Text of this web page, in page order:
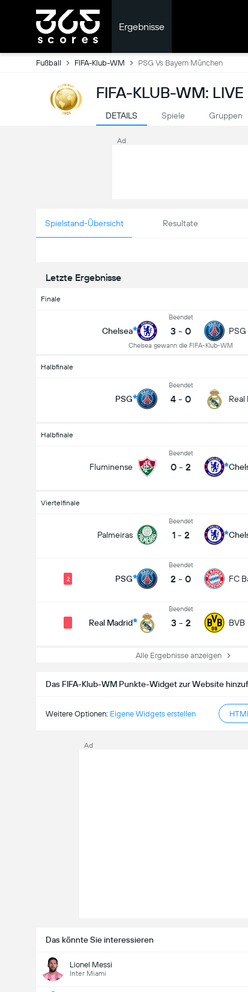
Ergebnisse
Fußball FIFA-Klub-WM PSG Vs Bayern München
FIFA-KLUB-WM: LIVE
DETAILS Spiele Gruppen
Ad
Spielstand-Übersicht Resultate
Letzte Ergebnisse
Finale
Chelsea
Beendet
3 - 0
Chelsea gewann die FIFA-Klub-WM
PSG
Halbfinale
PSG
Beendet
4 - 0 Real
Halbfinale
Fluminense
Beendet
0 - 2
Viertelfinale
Palmeiras
Beendet
1 - 2
PSG
2
Beendet
2 - 0 FC
Real Madrid
Beendet
3 - 2 BVB
Alle Ergebnisse anzeigen
Das FIFA-Klub-WM Punkte-Widget zur Website
Weitere Optionen: Eigene Widgets erstellen
Ad
Das könnte Sie interessieren
Lionel Messi
Inter Miami